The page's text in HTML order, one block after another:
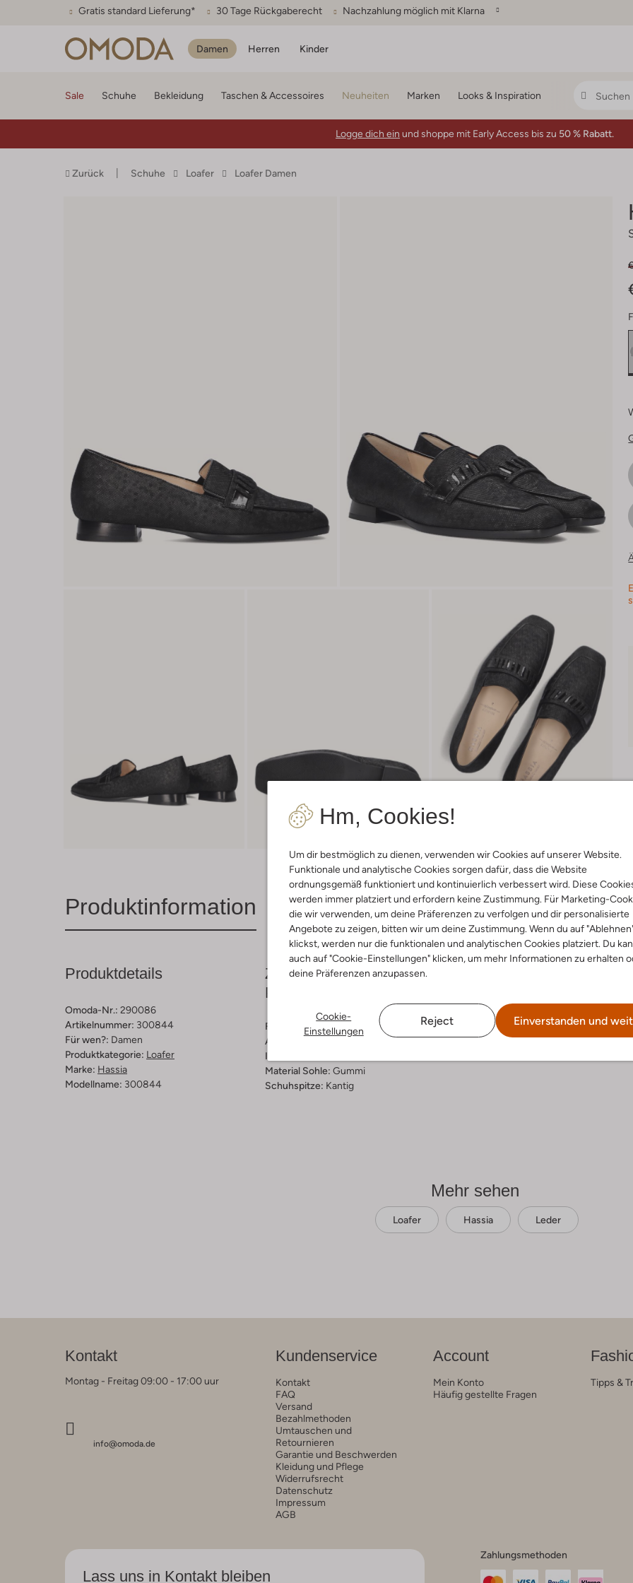
Gratis standard Lieferung* 30 Tage Rückgaberecht Nachzahlung möglich mit Klarna
Damen Herren Kinder
Hm, Cookies!
Um dir bestmöglich zu dienen, verwenden wir Cookies auf unserer Website.
Funktionale und analytische Cookies sorgen dafür, dass die Website
ordnungsgemäß funktioniert und kontinuierlich verbessert wird. Diese
werden immer platziert und erfordern keine Zustimmung. Für Marketing-
die wir verwenden, um deine Präferenzen zu verfolgen und dir personalisierte
Angebote zu zeigen, bitten wir um deine Zustimmung. Wenn du auf
klickst, werden nur die funktionalen und analytischen Cookies platziert. Du
auch auf "Cookie-Einstellungen" klicken, um mehr Informationen zu erhalten
deine Präferenzen anzupassen.
Cookie-
Einstellungen
Reject Einverstanden und
Sale Schuhe Bekleidung Taschen & Accessoires Neuheiten Marken Looks & Inspiration
Logge dich ein und shoppe mit Early Access bis zu 50 % Rabatt.
Zurück Schuhe Loafer Loafer Damen
Produktinformation Lieferung & Rückgabe
Produktdetails
Omoda-Nr.: 290086
Artikelnummer: 300844
Für wen?: Damen
Produktkategorie: Loafer
Marke: Hassia
Modellname: 300844
Zusammensetzung &
Passform
Farbe :
Schwarz
Außenmaterial:
Innenmaterial:
Material Sohle: Gummi
Schuhspitze: Kantig
Mehr sehen
Loafer Hassia Leder
Kontakt
Montag - Freitag 09:00 - 17:00 uur
info@omoda.de
Kundenservice
Kontakt
FAQ
Versand
Bezahlmethoden
Umtauschen und
Retournieren
Garantie und Beschwerden
Kleidung und Pflege
Widerrufsrecht
Datenschutz
Impressum
AGB
Account
Mein Konto
Häufig gestellte Fragen
Tipps &
Lass uns in Kontakt bleiben
Zahlungsmethoden